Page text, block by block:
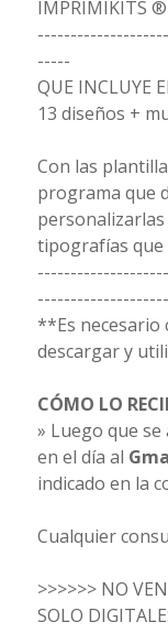
IMPRIMIKITS ®
-----
QUE INCLUYE
13 diseños +
Con las
programa que
tipografías que
**Es necesario
descargar y
CÓMO LO
» Luego que
en el día al
indicado en la
Cualquier
>>>>>> NO
SOLO